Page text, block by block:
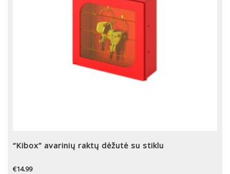
“Kibox” avarinių raktų dėžutė su stiklu
€14.99